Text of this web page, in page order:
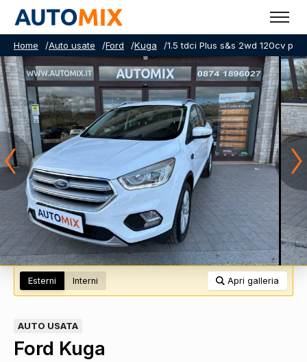
Home /Auto usate /Ford /Kuga /1.5 tdci Plus s&s 2wd 120cv
Esterni Interni Apri galleria
AUTO USATA
Ford Kuga